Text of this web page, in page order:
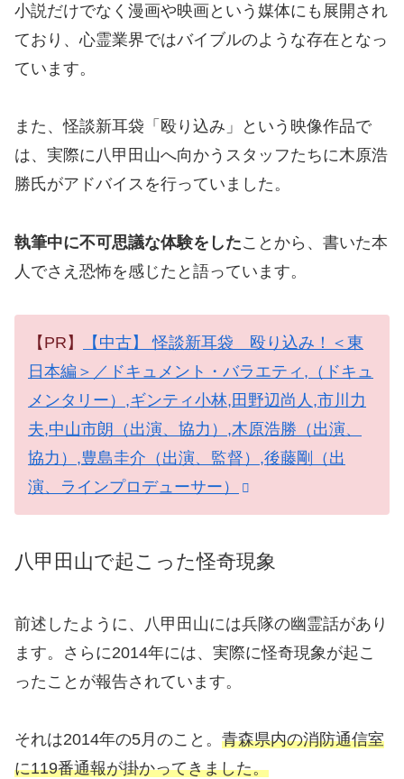
小説だけでなく漫画や映画という媒体にも展開され
ており、心霊業界ではバイブルのような存在となっ
ています。
また、怪談新耳袋「殴り込み」という映像作品で
は、実際に八甲田山へ向かうスタッフたちに木原浩
勝氏がアドバイスを行っていました。
執筆中に不可思議な体験をしたことから、書いた本
人でさえ恐怖を感じたと語っています。
【PR】
【中古】 怪談新耳袋 殴り込み！＜東
日本編＞／ドキュメント・バラエティ,（ドキュ
メンタリー）,ギンティ小林,田野辺尚人,市川力
夫,中山市朗（出演、協力）,木原浩勝（出演、
協力）,豊島圭介（出演、監督）,後藤剛（出
演、ラインプロデューサー）
八甲田山で起こった怪奇現象
前述したように、八甲田山には兵隊の幽霊話があり
ます。さらに2014年には、実際に怪奇現象が起こ
ったことが報告されています。
それは2014年の5月のこと。 青森県内の消防通信室
に119番通報が掛かってきました。